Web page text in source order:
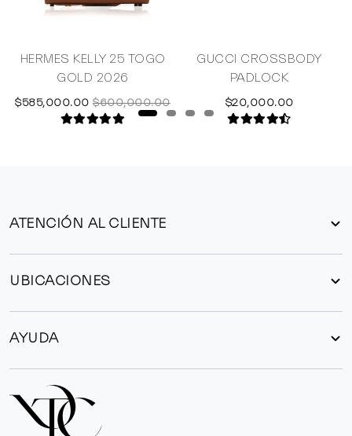
HERMES KELLY 25 TOGO
GOLD 2026
$585,000.00 $600,000.00
GUCCI CROSSBODY
PADLOCK
$20,000.00
ATENCIÓN AL CLIENTE
UBICACIONES
AYUDA